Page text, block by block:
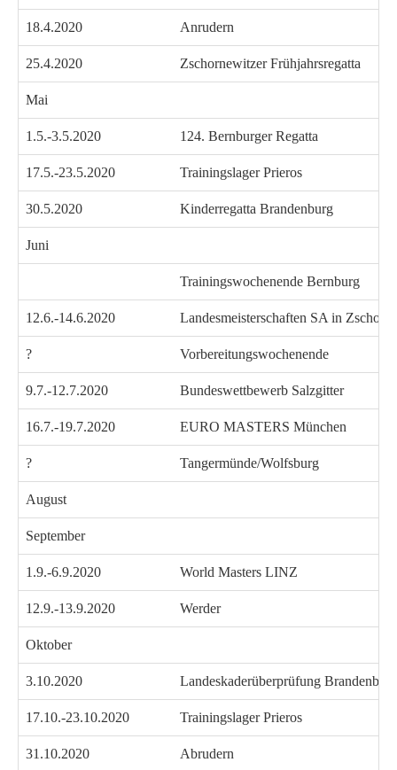
18.4.2020 Anrudern
25.4.2020 Zschornewitzer Frühjahrsregatta
Mai
1.5.-3.5.2020 124. Bernburger Regatta
17.5.-23.5.2020 Trainingslager Prieros
30.5.2020 Kinderregatta Brandenburg
Juni
Trainingswochenende Bernburg
12.6.-14.6.2020 Landesmeisterschaften SA in
? Vorbereitungswochenende
9.7.-12.7.2020 Bundeswettbewerb Salzgitter
16.7.-19.7.2020 EURO MASTERS München
? Tangermünde/Wolfsburg
August
September
1.9.-6.9.2020 World Masters LINZ
12.9.-13.9.2020 Werder
Oktober
3.10.2020 Landeskaderüberprüfung Brandenburg
17.10.-23.10.2020 Trainingslager Prieros
31.10.2020 Abrudern